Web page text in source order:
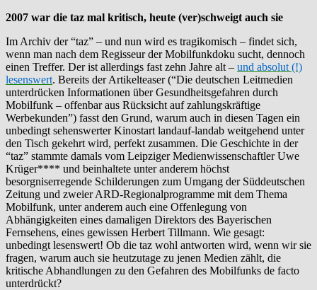
2007 war die taz mal kritisch, heute (ver)schweigt auch sie
Im Archiv der “taz” – und nun wird es tragikomisch – findet sich,
wenn man nach dem Regisseur der Mobilfunkdoku sucht, dennoch
einen Treffer. Der ist allerdings fast zehn Jahre alt – und absolut (!)
lesenswert. Bereits der Artikelteaser (“Die deutschen Leitmedien
unterdrücken Informationen über Gesundheitsgefahren durch
Mobilfunk – offenbar aus Rücksicht auf zahlungskräftige
Werbekunden”) fasst den Grund, warum auch in diesen Tagen ein
unbedingt sehenswerter Kinostart landauf-landab weitgehend unter
den Tisch gekehrt wird, perfekt zusammen. Die Geschichte in der
“taz” stammte damals vom Leipziger Medienwissenschaftler Uwe
Krüger**** und beinhaltete unter anderem höchst
besorgniserregende Schilderungen zum Umgang der Süddeutschen
Zeitung und zweier ARD-Regionalprogramme mit dem Thema
Mobilfunk, unter anderem auch eine Offenlegung von
Abhängigkeiten eines damaligen Direktors des Bayerischen
Fernsehens, eines gewissen Herbert Tillmann. Wie gesagt:
unbedingt lesenswert! Ob die taz wohl antworten wird, wenn wir sie
fragen, warum auch sie heutzutage zu jenen Medien zählt, die
kritische Abhandlungen zu den Gefahren des Mobilfunks de facto
unterdrückt?